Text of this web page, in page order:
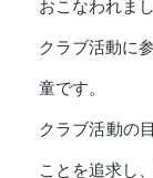
おこなわれまし
クラブ活動に
童です。
クラブ活動の
ことを追求し